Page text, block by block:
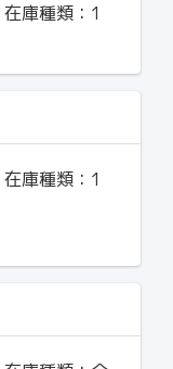
在庫種類： 1
在庫種類： 1